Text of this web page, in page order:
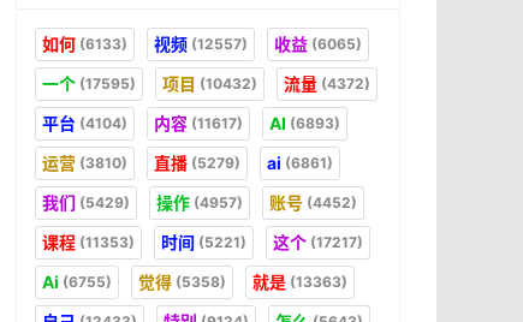
如何 (6133) 视频 (12557) 收益 (6065)
一个 (17595) 项目 (10432) 流量 (4372)
平台 (4104) 内容 (11617) AI (6893)
运营 (3810) 直播 (5279) ai (6861)
我们 (5429) 操作 (4957) 账号 (4452)
课程 (11353) 时间 (5221) 这个 (17217)
Ai (6755) 觉得 (5358) 就是 (13363)